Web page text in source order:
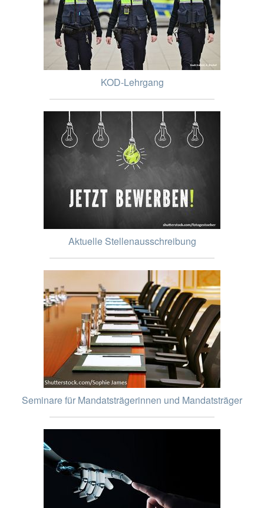
KOD-Lehrgang
Aktuelle Stellenausschreibung
Seminare für Mandatsträgerinnen und Mandatsträger